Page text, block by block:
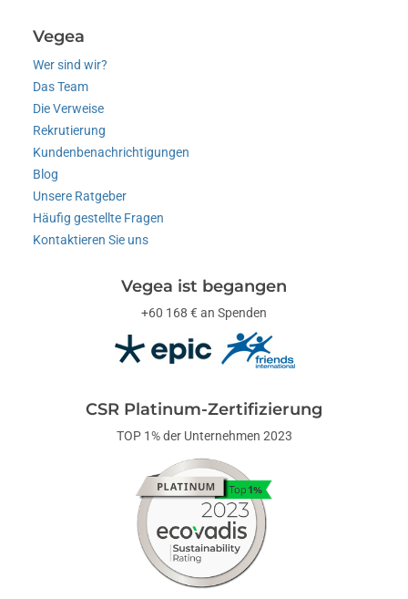
Vegea
Wer sind wir?
Das Team
Die Verweise
Rekrutierung
Kundenbenachrichtigungen
Blog
Unsere Ratgeber
Häufig gestellte Fragen
Kontaktieren Sie uns
Vegea ist begangen
+60 168 € an Spenden
CSR Platinum-Zertifizierung
TOP 1% der Unternehmen 2023